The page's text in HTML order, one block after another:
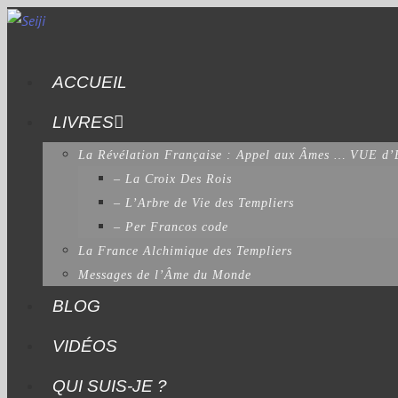
ACCUEIL
LIVRES
La Révélation Française : Appel aux Âmes … VUE
– La Croix Des Rois
– L’Arbre de Vie des Templiers
– Per Francos code
La France Alchimique des Templiers
Messages de l’Âme du Monde
BLOG
VIDÉOS
QUI SUIS-JE ?